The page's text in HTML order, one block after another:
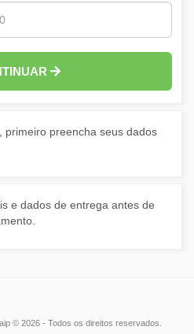
primeiro preencha seus dados
e dados de entrega antes de
© 2026 - Todos os direitos reservados.